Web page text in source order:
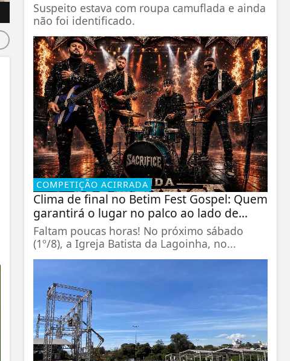
Suspeito estava com roupa camuflada e ainda
não foi identificado.
COMPETIÇÃO ACIRRADA
Clima de final no Betim Fest Gospel: Quem
garantirá o lugar no palco ao lado de...
Faltam poucas horas! No próximo sábado
(1º/8), a Igreja Batista da Lagoinha, no...